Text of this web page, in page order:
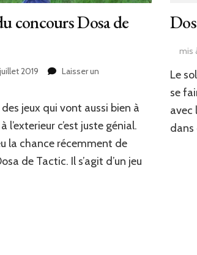
concours Dosa de
2019
Laisser un
jeux qui vont aussi bien à
l’exterieur c’est juste génial.
la chance récemment de
de Tactic. Il s’agit d’un jeu
mis
Le
se
avec
dans